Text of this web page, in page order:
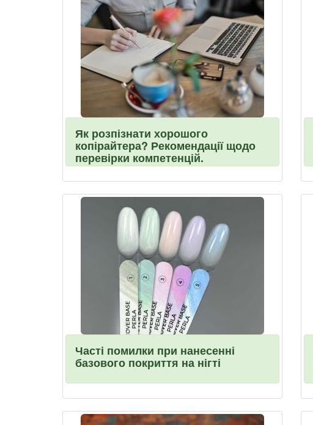
Як розпізнати хорошого
копірайтера? Рекомендації щодо
перевірки компетенцій.
Часті помилки при нанесенні
базового покриття на нігті